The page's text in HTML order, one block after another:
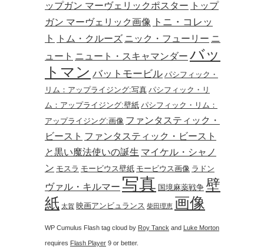
ップガン マーヴェリックポスター トップ
ガン マーヴェリック画像 トニ・コレッ
ト
トム・クルーズ ニック・フューリー ニ
ュート ニュート・スキャマンダー バッ
トマン バットモービル パシフィック・
リム：アップライジング:写真 パシフィック・リ
ム：アップライジング:壁紙 パシフィック・リム：
アップライジング:画像 ファンタスティック・
ビースト ファンタスティック・ビースト
と黒い魔法使いの誕生 マイケル・シャノ
ン モスラ モービウス壁紙 モービウス画像 ラドン
ヴァル・キルマー 写真 国境麻薬戦争 壁
紙 太賀 映画アンビュランス 柴田理恵 画像
WP Cumulus Flash tag cloud by Roy Tanck and Luke Morton
requires Flash Player 9 or better.